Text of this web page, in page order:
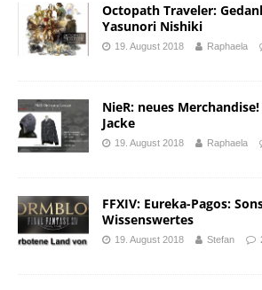
Octopath Traveler:
Yasunori Nishiki
19. August 2018 Raphaela
NieR: neues
Jacke
19. August 2018 Raphaela
FFXIV: Eureka-Pagos:
Wissenswertes
19. August 2018 Stefan